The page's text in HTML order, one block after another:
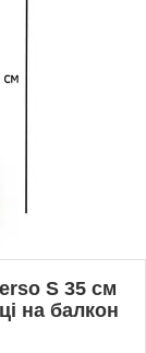
S 35 см
на балкон